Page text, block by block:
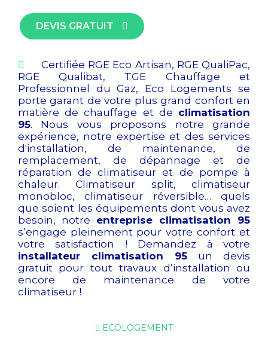
DEVIS GRATUIT
Certifiée RGE Eco Artisan, RGE QualiPac,
RGE Qualibat, TGE Chauffage et
Professionnel du Gaz, Eco Logements se
porte garant de votre plus grand confort en
matière de chauffage et de climatisation
95. Nous vous proposons notre grande
expérience, notre expertise et des services
d'installation, de maintenance, de
remplacement, de dépannage et de
réparation de climatiseur et de pompe à
chaleur. Climatiseur split, climatiseur
monobloc, climatiseur réversible… quels
que soient les équipements dont vous avez
besoin, notre entreprise climatisation 95
s’engage pleinement pour votre confort et
votre satisfaction ! Demandez à votre
installateur climatisation 95un devis
gratuit pour tout travaux d’installation ou
encore de maintenance de votre
climatiseur !
ECOLOGEMENT